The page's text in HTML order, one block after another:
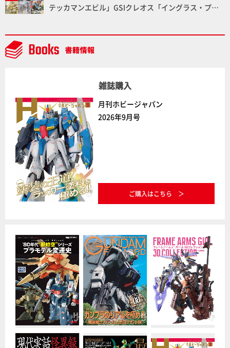
テッカマンエビル」GSIクレオス「イングラス・プラ
ファイン「TANK KONG2」など最新メカアイテム展示
レポート【Side B】
雑誌購入
月刊ホビージャパン
2026年9月号
ご購入はこちら